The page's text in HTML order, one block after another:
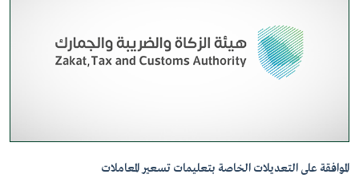
الموافقة على التعديلات الخاصة بتعليمات تسعير المعاملات